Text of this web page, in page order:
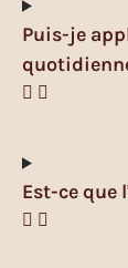
Puis-je
Est-ce que